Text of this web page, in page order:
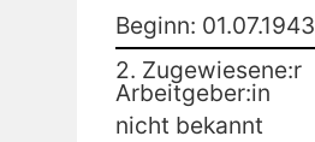
Beginn: 01.07.1943
2. Zugewiesene:r
Arbeitgeber:in
nicht bekannt